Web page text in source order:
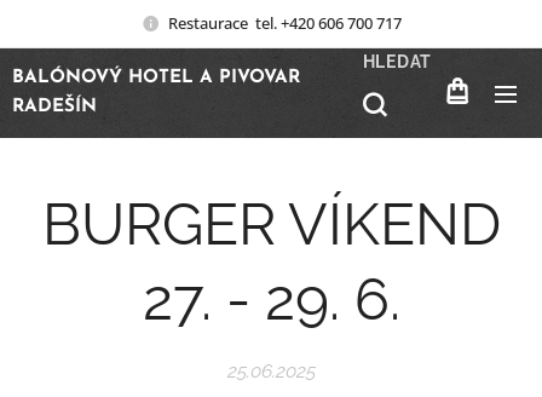
Restaurace tel. +420 606 700 717
BALÓNOVÝ HOTEL A PIVOVAR
RADEŠÍN
HLEDAT
BURGER VÍKEND
27. - 29. 6.
25.06.2025